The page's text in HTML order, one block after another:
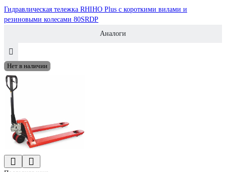
Гидравлическая тележка RHIHO Plus с короткими вилами и
резиновыми колесами 80SRDP
Аналоги
Нет в наличии